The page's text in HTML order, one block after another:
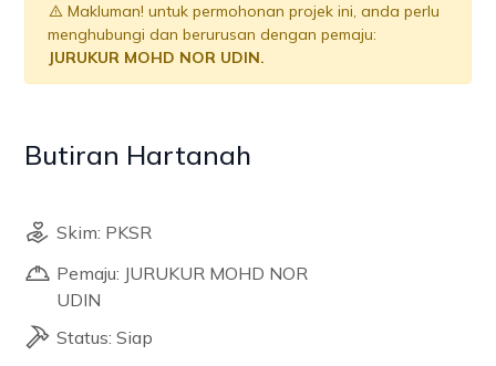
Makluman! untuk permohonan projek ini, anda perlu
menghubungi dan berurusan dengan pemaju:
JURUKUR MOHD NOR UDIN.
Butiran Hartanah
Skim: PKSR
Pemaju: JURUKUR MOHD NOR
UDIN
Status: Siap